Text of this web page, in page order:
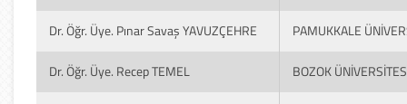
Dr. Öğr. Üye. Pınar Savaş YAVUZÇEHRE PAMUKKALE
Dr. Öğr. Üye. Recep TEMEL BOZOK